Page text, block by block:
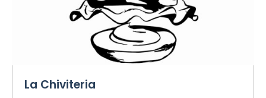
La Chiviteria